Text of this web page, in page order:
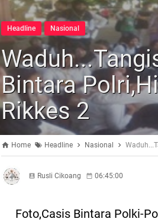
Headline Nasional
Bintara
Rikkes 2
Home Headline Nasional
Rusli Cikoang 06:45:00
Foto,Casis Bintara Polki-